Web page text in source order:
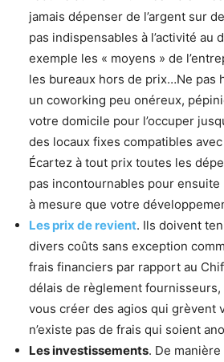
jamais dépenser de l’argent sur
pas indispensables à l’activité au
exemple les « moyens » de
les bureaux hors de prix…Ne pas
un coworking peu onéreux,
votre domicile pour l’occuper
des locaux fixes compatibles
Écartez à tout prix toutes les
pas incontournables pour
à mesure que votre
Les prix de revient. Ils doivent
divers coûts sans exception
frais financiers par rapport au
délais de règlement
vous créer des agios qui grèvent
n’existe pas de frais qui soient
Les investissements. De